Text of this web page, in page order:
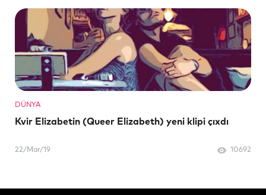
DÜNYA
Kvir Elizabetin (Queer Elizabeth) yeni klipi çıxdı
22/Mar/19 10692